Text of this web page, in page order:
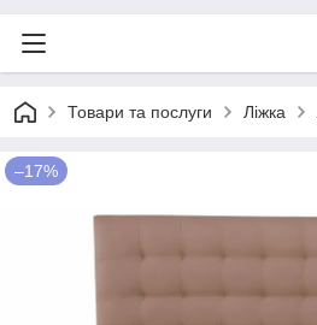
Товари та послуги Ліжка
–17%